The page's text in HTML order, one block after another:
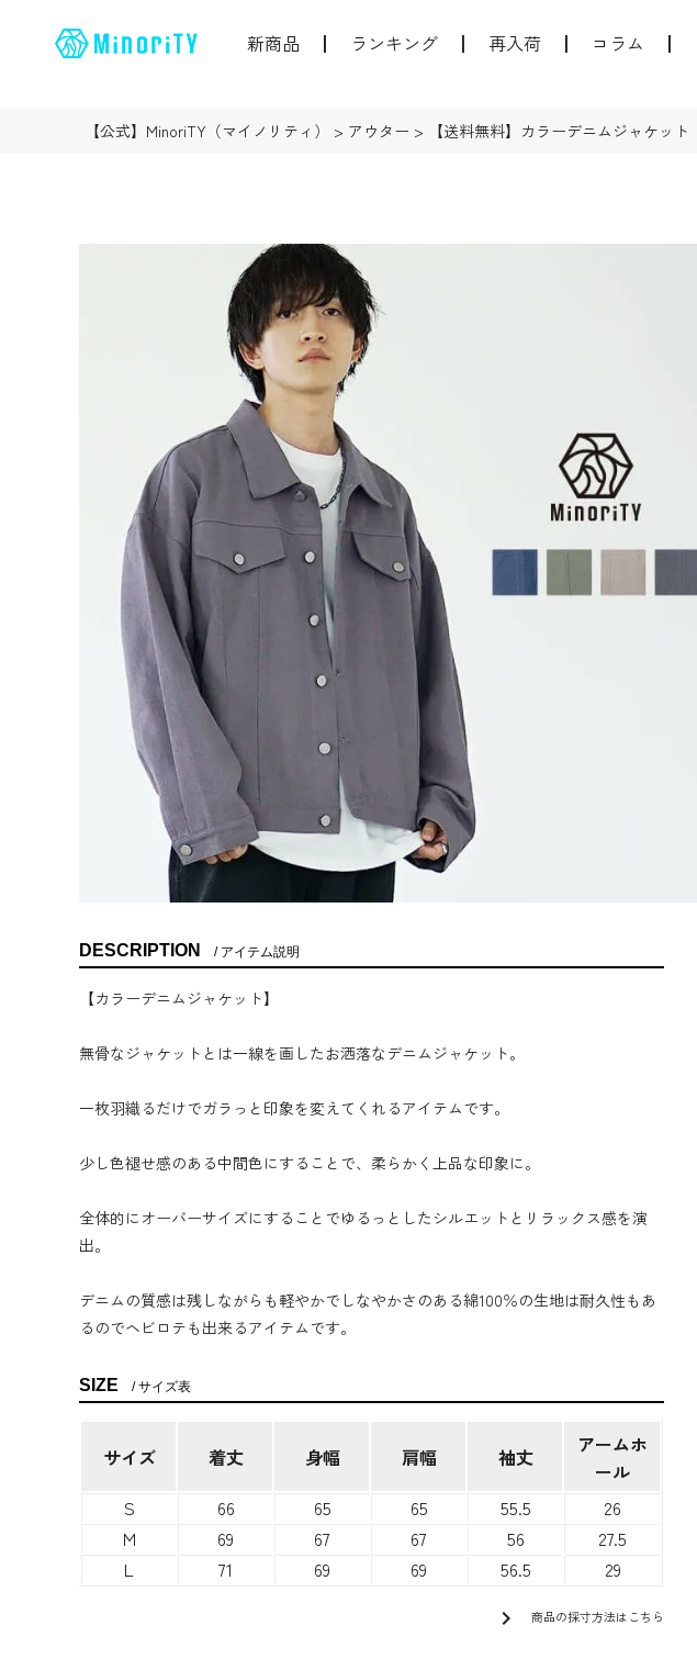
新商品 ランキング 再入荷 コラム
【公式】MinoriTY（マイノリティ） アウター 【送料無料】カラーデニムジャケット
DESCRIPTION アイテム説明
【カラーデニムジャケット】
無骨なジャケットとは一線を画したお洒落なデニムジャケット。
一枚羽織るだけでガラっと印象を変えてくれるアイテムです。
少し色褪せ感のある中間色にすることで、柔らかく上品な印象に。
全体的にオーバーサイズにすることでゆるっとしたシルエットとリラックス感を演
出。
デニムの質感は残しながらも軽やかでしなやかさのある綿100％の生地は耐久性もあ
るのでヘビロテも出来るアイテムです。
SIZE サイズ表
サイズ 着丈 身幅 肩幅 袖丈
アームホ
ール
S
66 65 65 55.5
26
M
69 67 67 56
27.5
L
71 69 69 56.5
29
chevron_right
商品の採寸方法はこちら